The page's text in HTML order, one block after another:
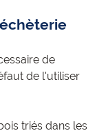
de
de l'utiliser
triés dans les